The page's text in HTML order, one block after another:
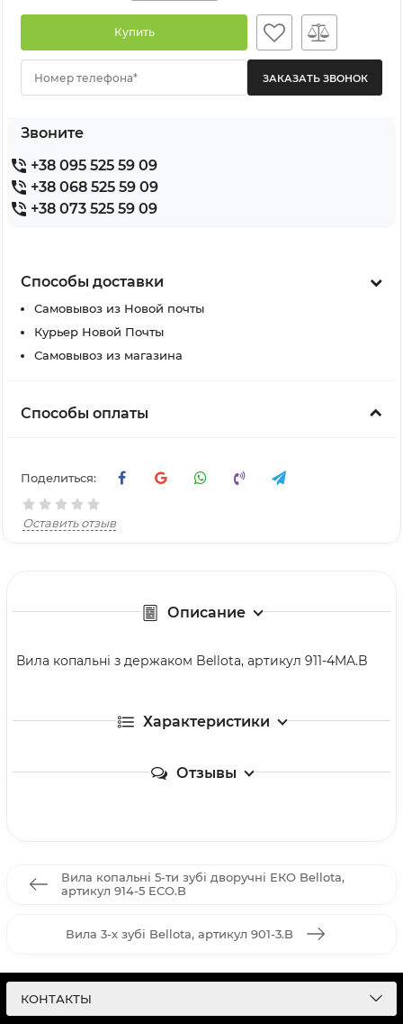
Купить
Номер телефона*
Звоните
+38 095 525 59 09
+38 068 525 59 09
+38 073 525 59 09
Способы доставки
Самовывоз из Новой почты
Курьер Новой Почты
Самовывоз из магазина
Способы оплаты
Поделиться:
Оставить отзыв
Описание
Вила копальні з держаком Bellota, артикул 911-4MA.B
Характеристики
Отзывы
Вила копальні 5-ти зубі дворучні ЕКО Bellota,
артикул 914-5 ECO.B
Вила 3-х зубі Bellota, артикул 901-3.B
КОНТАКТЫ